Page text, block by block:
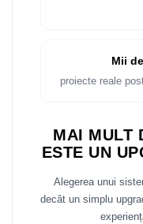
Rame Adaptoare Porsche
Rame adaptoare Citroen
Rame adaptoare Mazda
Mii
proiecte reale
MAI MULT
ESTE UN
Alegerea unui
decât un simplu